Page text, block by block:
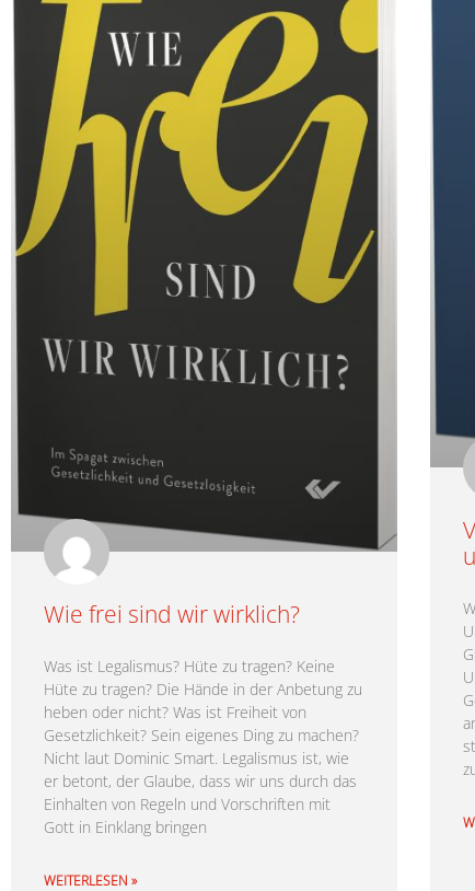
Wie frei sind wir wirklich?
Was ist Legalismus? Hüte zu tragen? Keine
Hüte zu tragen? Die Hände in der Anbetung zu
heben oder nicht? Was ist Freiheit von
Gesetzlichkeit? Sein eigenes Ding zu machen?
Nicht laut Dominic Smart. Legalismus ist, wie
er betont, der Glaube, dass wir uns durch das
Einhalten von Regeln und Vorschriften mit
Gott in Einklang bringen
WEITERLESEN »